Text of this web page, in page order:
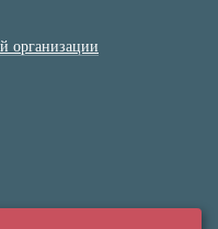
организации